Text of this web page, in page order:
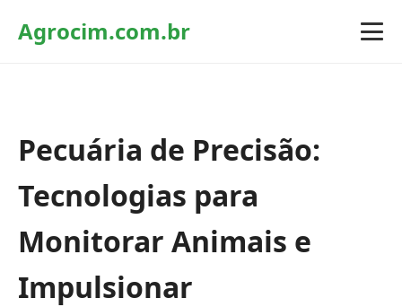
Agrocim.com.br
Pecuária de Precisão:
Tecnologias para
Monitorar Animais e
Impulsionar